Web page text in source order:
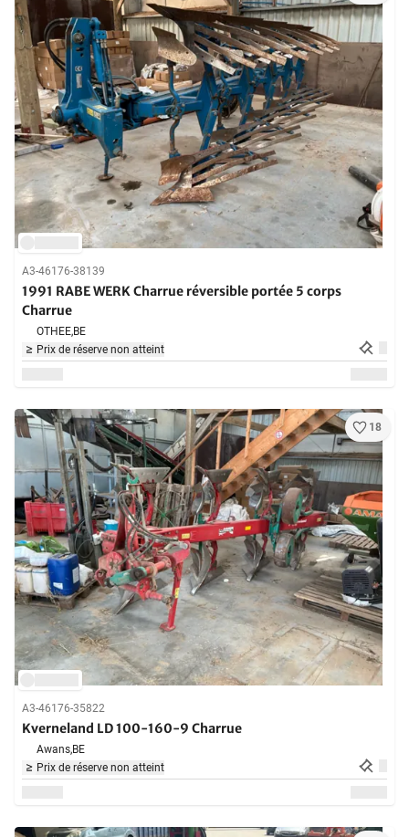
A3-46176-38139
1991 RABE WERK Charrue réversible portée 5 corps
Charrue
OTHEE,BE
Prix de réserve non atteint
18
A3-46176-35822
Kverneland LD 100-160-9 Charrue
Awans,BE
Prix de réserve non atteint